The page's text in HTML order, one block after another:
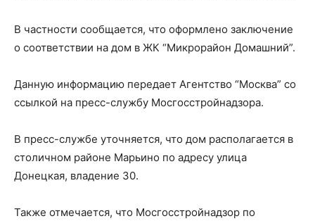
В частности сообщается, что оформлено заключение
о соответствии на дом в ЖК “Микрорайон Домашний”.
Данную информацию передает Агентство “Москва” со
ссылкой на пресс-службу Мосгосстройнадзора.
В пресс-службе уточняется, что дом располагается в
столичном районе Марьино по адресу улица
Донецкая, владение 30.
Также отмечается, что Мосгосстройнадзор по